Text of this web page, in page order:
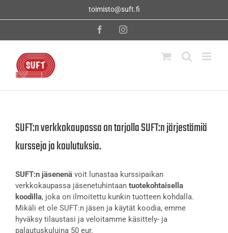
toimisto@suft.fi
FacebookInstagram
SUFT:n verkkokaupassa on tarjolla SUFT:n järjestämiä
kursseja ja koulutuksia.
SUFT:n jäsenenä voit lunastaa kurssipaikan
verkkokaupassa jäsenetuhintaan tuotekohtaisella
koodilla, joka on ilmoitettu kunkin tuotteen kohdalla.
Mikäli et ole SUFT:n jäsen ja käytät koodia, emme
hyväksy tilaustasi ja veloitamme käsittely- ja
palautuskuluina 50 eur.